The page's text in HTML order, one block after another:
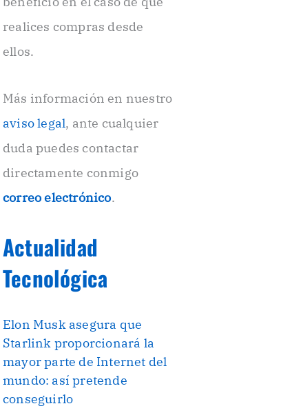
o
.realices compras desde
ellos.
Más información en nuestro
aviso legal, ante cualquier
duda puedes contactar
directamente conmigo
correo electrónico.
Actualidad
Tecnológica
Elon Musk asegura que
Starlink proporcionará la
mayor parte de Internet del
mundo: así pretende
conseguirlo